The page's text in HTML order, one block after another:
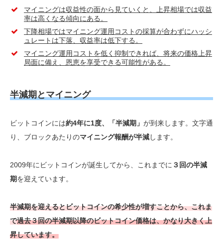
マイニングは収益性の面から見ていくと、上昇相場では収益
率は高くなる傾向にある。
下降相場ではマイニング運用コストの採算が合わずにハッシ
ュレートは下落、収益率は低下する。
マイニング運用コストを低く抑制できれば、将来の価格上昇
局面に備え、恩恵を享受できる可能性がある。
半減期とマイニング
ビットコインには約4年に1度、「半減期」 が到来します。文字通
り、ブロックあたりのマイニング報酬が半減します。
2009年にビットコインが誕生してから、これまでに ３回の半減
期を迎えています。
半減期を迎えるとビットコインの希少性が増すことから、これま
で過去３回の半減期以降のビットコイン価格は、かなり大きく上
昇しています。